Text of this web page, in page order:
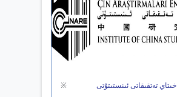
خىتاي تەتقىقاتى ئىنستىتۇتى ※